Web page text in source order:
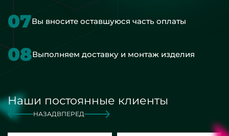
07Вы вносите оставшуюся часть оплаты
08Выполняем доставку и монтаж изделия
Наши постоянные клиенты
НАЗАДВПЕРЕД